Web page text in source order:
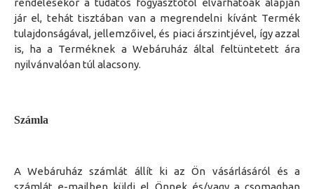
rendelésekor a tudatos fogyasztótól elvárhatóak alapján
jár el, tehát tisztában van a megrendelni kívánt Termék
tulajdonságával, jellemzőivel, és piaci árszintjével, így azzal
is, ha a Terméknek a Webáruház által feltüntetett ára
nyilvánvalóan túl alacsony.
Számla
A Webáruházszámlát állít kiaz Ön vásárlásáról és a
számlát e-mailben küldi el Önnek és/vagy a csomagban